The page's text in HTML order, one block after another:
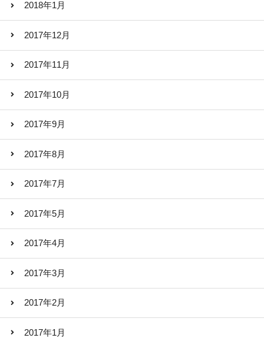
2018年1月
2017年12月
2017年11月
2017年10月
2017年9月
2017年8月
2017年7月
2017年5月
2017年4月
2017年3月
2017年2月
2017年1月